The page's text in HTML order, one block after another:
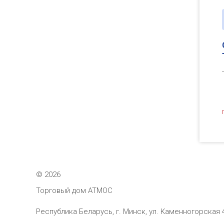
© 2026
Торговый дом АТМОС
Республика Беларусь, г. Минск, ул. Каменногорская